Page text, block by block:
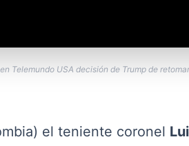
Telemundo USA decisión de Trump de
el teniente coronel